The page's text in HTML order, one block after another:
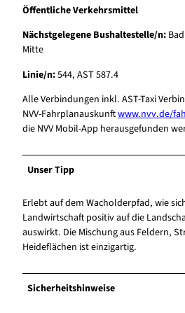
Öffentliche Verkehrsmittel
Nächstgelegene Bushaltestelle/n:
Mitte
Linie/n:544, AST 587.4
Alle Verbindungen inkl. AST-Taxi
NVV-Fahrplanauskunftwww.nvv.de/
die NVV Mobil-App herausgefunden
Unser Tipp
Erlebt auf dem Wacholderpfad, wie
Landwirtschaft positiv auf die
auswirkt. Die Mischung aus Feldern,
Heideflächen ist einzigartig.
Sicherheitshinweise